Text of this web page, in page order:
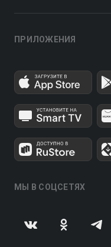
ПРИЛОЖЕНИЯ
МЫ В СОЦСЕТЯХ